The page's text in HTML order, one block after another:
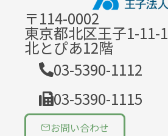
〒114-0002
東京都北区王子1-11-1
北とぴあ12階
03-5390-1112
03-5390-1115
お問い合わせ